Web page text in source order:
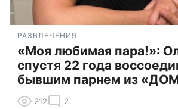
РАЗВЛЕЧЕНИЯ
«Моя любимая пара!»:
спустя 22 года
бывшим парнем из
212 2